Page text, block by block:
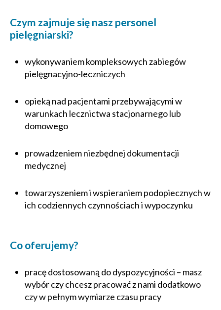
Czym zajmuje się nasz personel
pielęgniarski?
wykonywaniem kompleksowych zabiegów
pielęgnacyjno-leczniczych
opieką nad pacjentami przebywającymi w
warunkach lecznictwa stacjonarnego lub
domowego
prowadzeniem niezbędnej dokumentacji
medycznej
towarzyszeniem i wspieraniem podopiecznych w
ich codziennych czynnościach i wypoczynku
Co oferujemy?
pracę dostosowaną do dyspozycyjności – masz
wybór czy chcesz pracować z nami dodatkowo
czy w pełnym wymiarze czasu pracy